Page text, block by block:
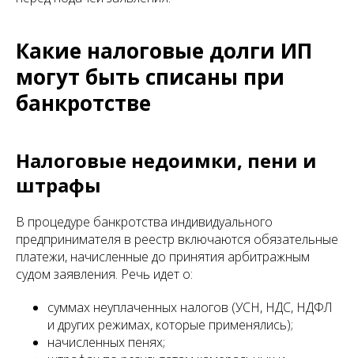
Какие налоговые долги ИП
могут быть списаны при
банкротстве
Налоговые недоимки, пени и
штрафы
В процедуре банкротства индивидуального
предпринимателя в реестр включаются обязательные
платежи, начисленные до принятия арбитражным
судом заявления. Речь идет о:
суммах неуплаченных налогов (УСН, НДС, НДФЛ
и других режимах, которые применялись);
начисленных пенях;